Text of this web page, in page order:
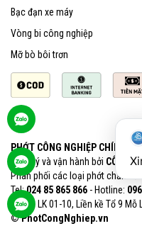
Bạc đạn xe máy
Vòng bi công nghiệp
Mỡ bò bôi trơn
PHỚT CÔNG NGHIỆP CHÍNH
Quản lý và vận hành bởi CÔNG
Phân phối các loại phớt chắn
Tel:024 85 865 866 - Hotline:
VPGD: LK 01-10, Liền kề Tổ 9
© PhotCongNghiep.vn